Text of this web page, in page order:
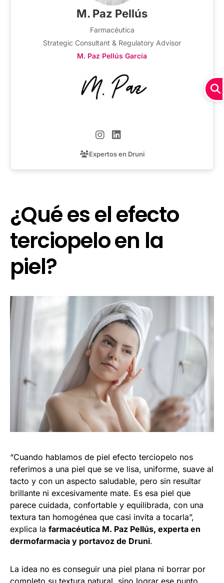
M. Paz Pellús
Farmacéutica
Strategic Consultant & Regulatory Advisor
M. Paz Pellús García
Expertos en Druni
¿Qué es el efecto
terciopelo en la
piel?
Pexels
“Cuando hablamos de piel efecto terciopelo nos
referimos a una piel que se ve lisa, uniforme, suave al
tacto y con un aspecto saludable, pero sin resultar
brillante ni excesivamente mate. Es esa piel que
parece cuidada, confortable y equilibrada, con una
textura tan homogénea que casi invita a tocarla”,
explica la farmacéutica M. Paz Pellús, experta en
dermofarmacia y portavoz de Druni.
La idea no es conseguir una piel plana ni borrar por